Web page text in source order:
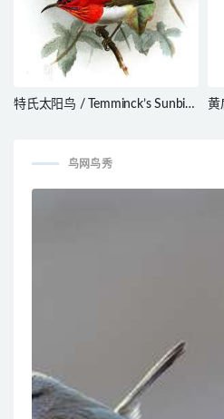
特氏太阳鸟 / Temminck’s Sunbird
黄
鸟网鸟秀